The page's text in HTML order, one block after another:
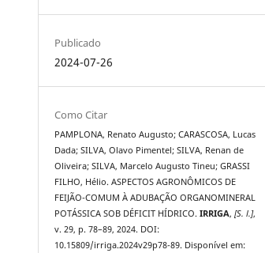
Publicado
2024-07-26
Como Citar
PAMPLONA, Renato Augusto; CARASCOSA, Lucas
Dada; SILVA, Olavo Pimentel; SILVA, Renan de
Oliveira; SILVA, Marcelo Augusto Tineu; GRASSI
FILHO, Hélio. ASPECTOS AGRONÔMICOS DE
FEIJÃO-COMUM À ADUBAÇÃO ORGANOMINERAL
POTÁSSICA SOB DÉFICIT HÍDRICO.IRRIGA,[S. l.],
v. 29, p. 78–89, 2024. DOI:
10.15809/irriga.2024v29p78-89. Disponível em: